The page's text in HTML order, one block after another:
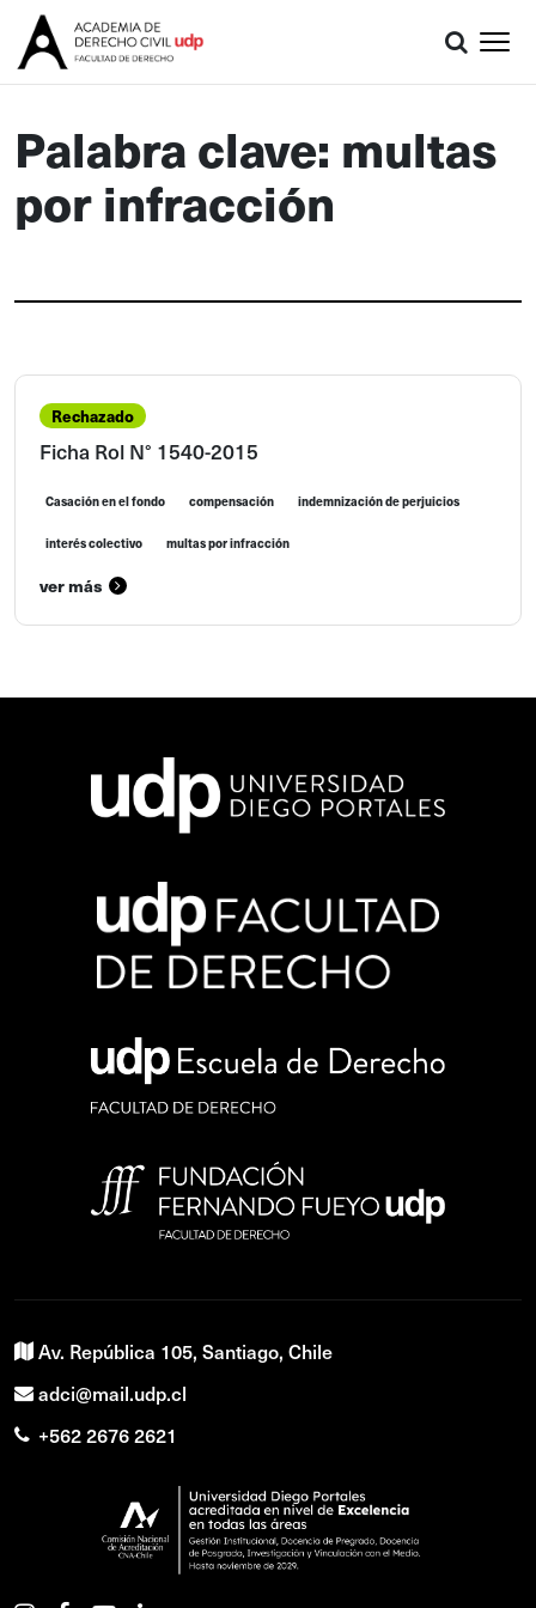
Palabra clave: multas
por infracción
Rechazado
Ficha Rol N° 1540-2015
Casación en el fondo compensación indemnización de perjuicios
interés colectivo multas por infracción
ver más
Av. República 105, Santiago, Chile
adci@mail.udp.cl
+562 2676 2621